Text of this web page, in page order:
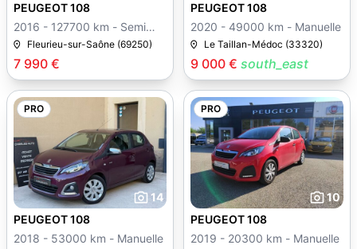
7 990 €
PEUGEOT 108
2016 - 127700 km - Semi
autoFleurieu-sur-Saône (69250)
9 000 € south_east
PEUGEOT 108
2020 - 49000 km - Manuelle
Le Taillan-Médoc (33320)
PRO
14
PEUGEOT 108
2018 - 53000 km - Manuelle
PRO
10
PEUGEOT 108
2019 - 20300 km - Manuelle